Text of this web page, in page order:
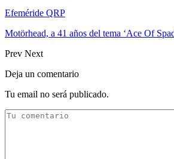
Efeméride QRP
Motörhead, a 41 años del tema ‘Ace Of
Prev Next
Deja un comentario
Tu email no será publicado.